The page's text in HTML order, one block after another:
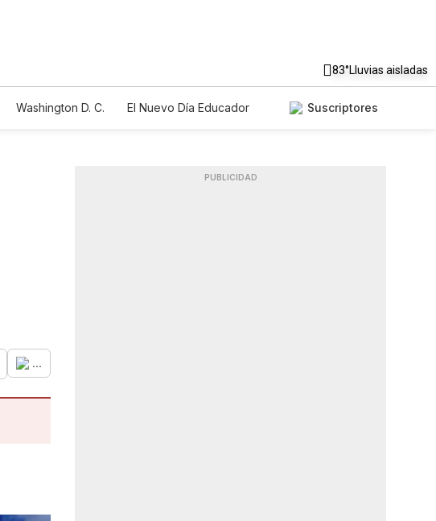
83°Lluvias aisladas
Washington D. C.
El Nuevo Día Educador
Suscriptores
...
PUBLICIDAD